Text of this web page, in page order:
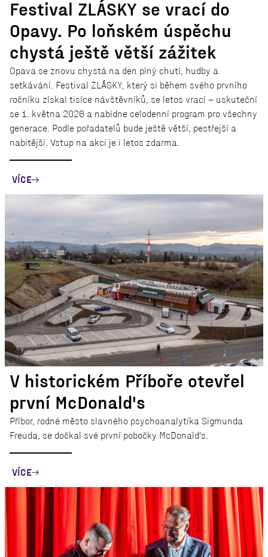
Festival ZLÁSKY se vrací do
Opavy. Po loňském úspěchu
chystá ještě větší zážitek
Opava se znovu chystá na den plný chutí, hudby a
setkávání. Festival ZLÁSKY, který si během svého prvního
ročníku získal tisíce návštěvníků, se letos vrací – uskuteční
se 1. května 2026 a nabídne celodenní program pro všechny
generace. Podle pořadatelů bude ještě větší, pestřejší a
nabitější. Vstup na akci je i letos zdarma.
VÍCE
V historickém Příboře otevřel
první McDonald's
Příbor, rodné město slavného psychoanalytika Sigmunda
Freuda, se dočkal své první pobočky McDonald's.
VÍCE